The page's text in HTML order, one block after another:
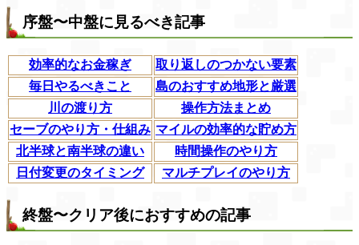
序盤〜中盤に見るべき記事
効率的なお金稼ぎ
取り返しのつかない要素
毎日やるべきこと
島のおすすめ地形と厳選
川の渡り方
操作方法まとめ
セーブのやり方・仕組み マイルの効率的な貯め方
北半球と南半球の違い
時間操作のやり方
日付変更のタイミング
マルチプレイのやり方
終盤〜クリア後におすすめの記事